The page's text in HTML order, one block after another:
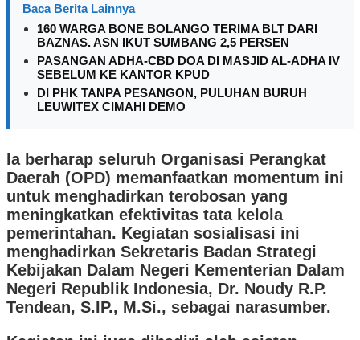
Baca Berita Lainnya
160 WARGA BONE BOLANGO TERIMA BLT DARI
BAZNAS. ASN IKUT SUMBANG 2,5 PERSEN
PASANGAN ADHA-CBD DOA DI MASJID AL-ADHA IV
SEBELUM KE KANTOR KPUD
DI PHK TANPA PESANGON, PULUHAN BURUH
LEUWITEX CIMAHI DEMO
la berharap seluruh Organisasi Perangkat
Daerah (OPD) memanfaatkan momentum ini
untuk menghadirkan terobosan yang
meningkatkan efektivitas tata kelola
pemerintahan. Kegiatan sosialisasi ini
menghadirkan Sekretaris Badan Strategi
Kebijakan Dalam Negeri Kementerian Dalam
Negeri Republik Indonesia, Dr. Noudy R.P.
Tendean, S.IP., M.Si., sebagai narasumber.